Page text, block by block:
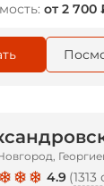
от 2 700
4.9 (